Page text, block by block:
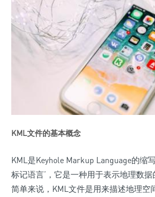
KML文件的基本概念
KML是Keyhole Markup Language的缩
标记语言’，它是一种用于表示地理数据
简单来说，KML文件是用来描述地理空